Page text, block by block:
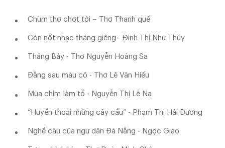
Chùm thơ chợt tới – Thơ Thanh quế
Còn nốt nhạc tháng giêng - Đinh Thị Như Thúy
Tháng Bảy - Thơ Nguyễn Hoàng Sa
Đằng sau màu cỏ - Thơ Lê Văn Hiếu
Mùa chim làm tổ - Nguyễn Thị Lê Na
“Huyền thoại những cây cầu” - Phạm Thị Hải Dương
Nghề câu của ngư dân Đà Nẵng - Ngọc Giao